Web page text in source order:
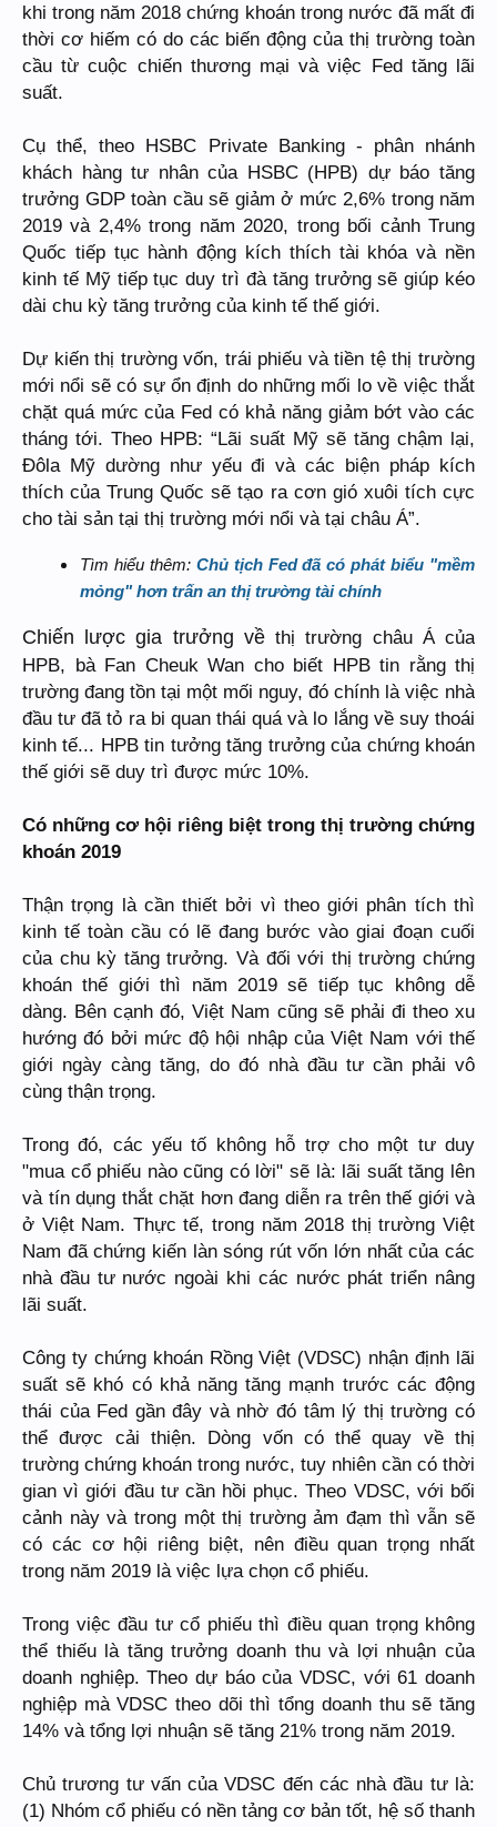
khi trong năm 2018 chứng khoán trong nước đã mất đi
thời cơ hiếm có do các biến động của thị trường toàn
cầu từ cuộc chiến thương mại và việc Fed tăng lãi
suất.
Cụ thể, theo HSBC Private Banking - phân nhánh
khách hàng tư nhân của HSBC (HPB) dự báo tăng
trưởng GDP toàn cầu sẽ giảm ở mức 2,6% trong năm
2019 và 2,4% trong năm 2020, trong bối cảnh Trung
Quốc tiếp tục hành động kích thích tài khóa và nền
kinh tế Mỹ tiếp tục duy trì đà tăng trưởng sẽ giúp kéo
dài chu kỳ tăng trưởng của kinh tế thế giới.
Dự kiến thị trường vốn, trái phiếu và tiền tệ thị trường
mới nổi sẽ có sự ổn định do những mối lo về việc thắt
chặt quá mức của Fed có khả năng giảm bớt vào các
tháng tới. Theo HPB: “Lãi suất Mỹ sẽ tăng chậm lại,
Đôla Mỹ dường như yếu đi và các biện pháp kích
thích của Trung Quốc sẽ tạo ra cơn gió xuôi tích cực
cho tài sản tại thị trường mới nổi và tại châu Á”.
Tìm hiểu thêm: Chủ tịch Fed đã có phát biểu "mềm
mỏng" hơn trấn an thị trường tài chính
Chiến lược gia trưởng vềthị trường châu Á của
HPB, bà Fan Cheuk Wan cho biết HPB tin rằng thị
trường đang tồn tại một mối nguy, đó chính là việc nhà
đầu tư đã tỏ ra bi quan thái quá và lo lắng về suy thoái
kinh tế... HPB tin tưởng tăng trưởng của chứng khoán
thế giới sẽ duy trì được mức 10%.
Có những cơ hội riêng biệt trong thị trường chứng
khoán 2019
Thận trọng là cần thiết bởi vì theo giới phân tích thì
kinh tế toàn cầu có lẽ đang bước vào giai đoạn cuối
của chu kỳ tăng trưởng. Và đối với thị trường chứng
khoán thế giới thì năm 2019 sẽ tiếp tục không dễ
dàng. Bên cạnh đó, Việt Nam cũng sẽ phải đi theo xu
hướng đó bởi mức độ hội nhập của Việt Nam với thế
giới ngày càng tăng, do đó nhà đầu tư cần phải vô
cùng thận trọng.
Trong đó, các yếu tố không hỗ trợ cho một tư duy
"mua cổ phiếu nào cũng có lời" sẽ là: lãi suất tăng lên
và tín dụng thắt chặt hơn đang diễn ra trên thế giới và
ở Việt Nam. Thực tế, trong năm 2018 thị trường Việt
Nam đã chứng kiến làn sóng rút vốn lớn nhất của các
nhà đầu tư nước ngoài khi các nước phát triển nâng
lãi suất.
Công ty chứng khoán Rồng Việt (VDSC) nhận định lãi
suất sẽ khó có khả năng tăng mạnh trước các động
thái của Fed gần đây và nhờ đó tâm lý thị trường có
thể được cải thiện. Dòng vốn có thể quay về thị
trường chứng khoán trong nước, tuy nhiên cần có thời
gian vì giới đầu tư cần hồi phục. Theo VDSC, với bối
cảnh này và trong một thị trường ảm đạm thì vẫn sẽ
có các cơ hội riêng biệt, nên điều quan trọng nhất
trong năm 2019 là việc lựa chọn cổ phiếu.
Trong việc đầu tư cổ phiếu thì điều quan trọng không
thể thiếu là tăng trưởng doanh thu và lợi nhuận của
doanh nghiệp. Theo dự báo của VDSC, với 61 doanh
nghiệp mà VDSC theo dõi thì tổng doanh thu sẽ tăng
14% và tổng lợi nhuận sẽ tăng 21% trong năm 2019.
Chủ trương tư vấn của VDSC đến các nhà đầu tư là:
(1) Nhóm cổ phiếu có nền tảng cơ bản tốt, hệ số thanh